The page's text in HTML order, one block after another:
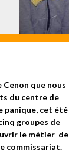
Cenon que nous
du centre de
panique, cet été
groupes de
le métier de
commissariat.